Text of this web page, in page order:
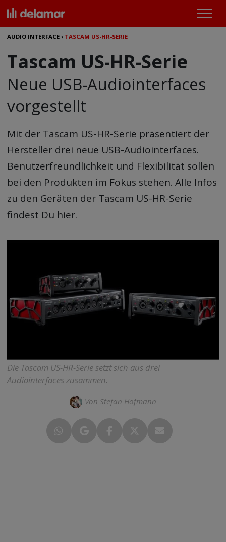
AUDIO INTERFACE › TASCAM US-HR-SERIE
Tascam US-HR-Serie
Neue USB-Audiointerfaces
vorgestellt
Mit der Tascam US-HR-Serie präsentiert der
Hersteller drei neue USB-Audiointerfaces.
Benutzerfreundlichkeit und Flexibilität sollen
bei den Produkten im Fokus stehen. Alle Infos
zu den Geräten der Tascam US-HR-Serie
findest Du hier.
Die Tascam US-HR-Serie setzt sich aus drei
Audiointerfaces zusammen.
Von Stefan Hofmann